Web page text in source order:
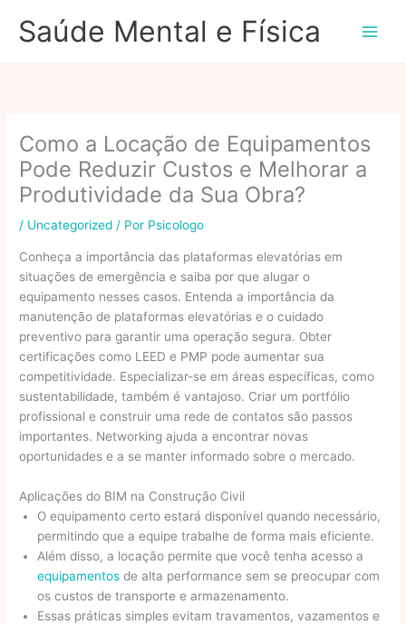
paraSaúde Mental e Física
Como a Locação de Equipamentos
Pode Reduzir Custos e Melhorar a
Produtividade da Sua Obra?
/ Uncategorized / Por Psicologo
Conheça a importância das plataformas elevatórias em
situações de emergência e saiba por que alugar o
equipamento nesses casos. Entenda a importância da
manutenção de plataformas elevatórias e o cuidado
preventivo para garantir uma operação segura. Obter
certificações como LEED e PMP pode aumentar sua
competitividade. Especializar-se em áreas específicas, como
sustentabilidade, também é vantajoso. Criar um portfólio
profissional e construir uma rede de contatos são passos
importantes. Networking ajuda a encontrar novas
oportunidades e a se manter informado sobre o mercado.
Aplicações do BIM na Construção Civil
O equipamento certo estará disponível quando necessário,
permitindo que a equipe trabalhe de forma mais eficiente.
Além disso, a locação permite que você tenha acesso a
equipamentos de alta performance sem se preocupar com
os custos de transporte e armazenamento.
Essas práticas simples evitam travamentos, vazamentos e